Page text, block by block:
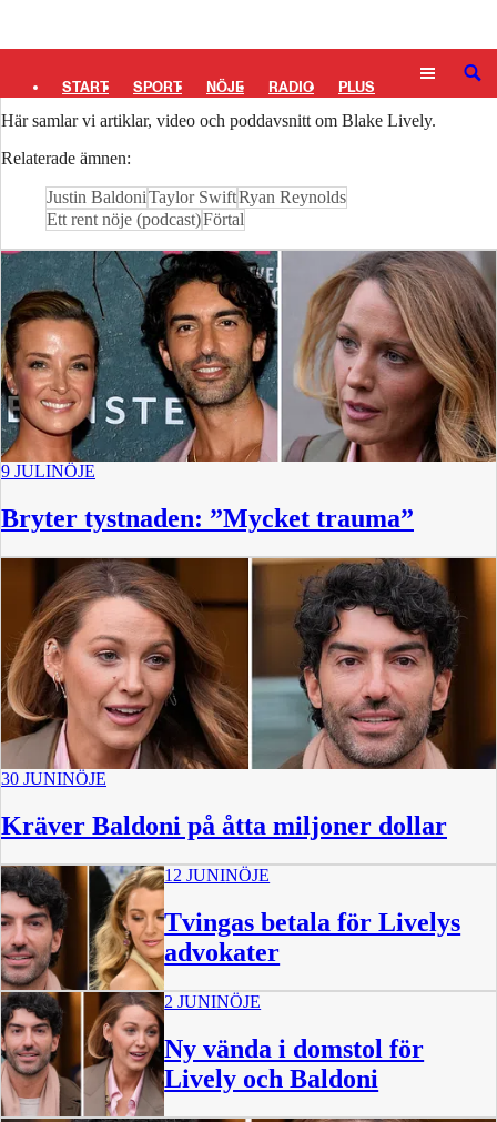
START SPORT NÖJE RADIO PLUS SÖK
Blake Lively
Här samlar vi artiklar, video och poddavsnitt om Blake Lively.
Relaterade ämnen:
Justin BaldoniTaylor SwiftRyan Reynolds
Ett rent nöje (podcast)Förtal
9 JULINÖJE
Bryter tystnaden: ”Mycket trauma”
30 JUNINÖJE
Kräver Baldoni på åtta miljoner dollar
12 JUNINÖJE
Tvingas betala för Livelys
advokater
2 JUNINÖJE
Ny vända i domstol för
Lively och Baldoni